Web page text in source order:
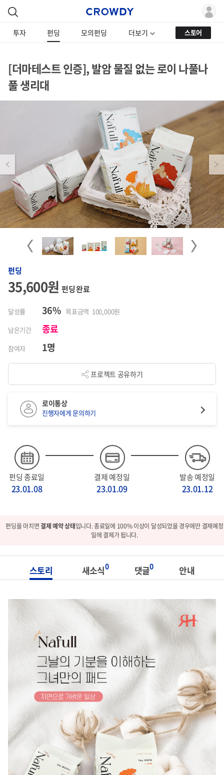
투자 펀딩 모의펀딩 더보기 스토어
[더마테스트 인증], 발암 물질 없는 로이 나풀나
풀 생리대
Previous Next
Previous Next
펀딩
35,600원펀딩 완료
달성률 36% 목표금액 100,000원
남은기간
종료
참여자 1명
프로젝트 공유하기
펀딩 종료일
23.01.08
결제 예정일
23.01.09
발송 예정일
23.01.12
로이통상
진행자에게 문의하기
펀딩을 마치면결제 예약 상태입니다. 종료일에 100% 이상이 달성되었을 경우에만 결제예정
일에 결제가 됩니다.
스토리 새소식0 댓글0 안내